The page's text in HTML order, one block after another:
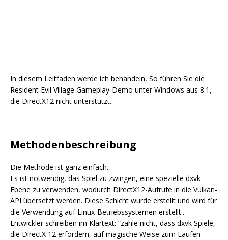
In diesem Leitfaden werde ich behandeln, So führen Sie die
Resident Evil Village Gameplay-Demo unter Windows aus 8.1,
die DirectX12 nicht unterstützt.
Methodenbeschreibung
Die Methode ist ganz einfach.
Es ist notwendig, das Spiel zu zwingen, eine spezielle dxvk-
Ebene zu verwenden, wodurch DirectX12-Aufrufe in die Vulkan-
API übersetzt werden. Diese Schicht wurde erstellt und wird für
die Verwendung auf Linux-Betriebssystemen erstellt..
Entwickler schreiben im Klartext: “zähle nicht, dass dxvk Spiele,
die DirectX 12 erfordern, auf magische Weise zum Laufen